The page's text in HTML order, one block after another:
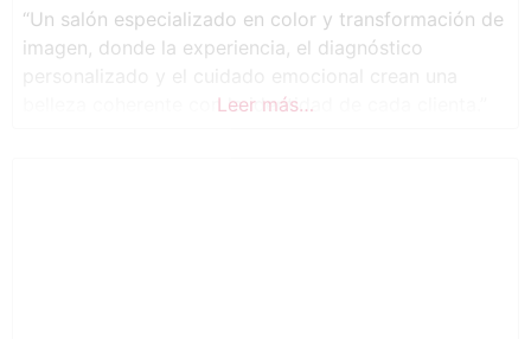
“Un salón especializado en color y transformación de
imagen, donde la experiencia, el diagnóstico
belleza coherente con la identidad de cada clienta.”
Leer más…